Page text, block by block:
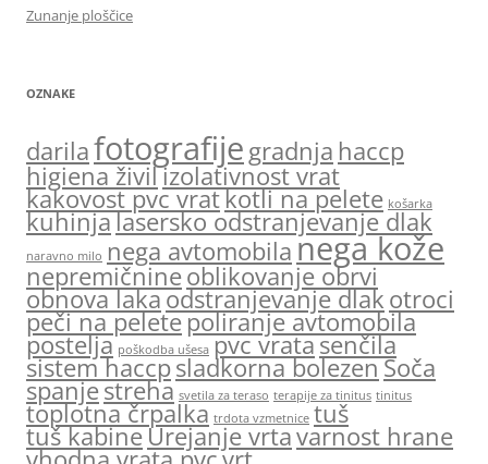
Zunanje ploščice
OZNAKE
darilafotografije gradnja haccp
higiena živilizolativnost vrat
kakovost pvc vratkotli na pelete košarka
kuhinjalasersko odstranjevanje dlak
naravno milo nega avtomobila nega kože
nepremičnineoblikovanje obrvi
obnova lakaodstranjevanje dlak otroci
peči na peletepoliranje avtomobila
postelja poškodba ušesa pvc vratasenčila
sistem haccpsladkorna bolezenSoča
spanjestreha svetila za teraso terapije za tinitus tinitus
toplotna črpalka trdota vzmetnice tuš
tuš kabineUrejanje vrtavarnost hrane